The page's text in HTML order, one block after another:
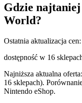
Gdzie
World?
Ostatnia aktualizacja cen:
dostępność w 16
Najniższa aktualna
16 sklepach).
Nintendo eShop.